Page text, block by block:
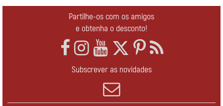
Partilhe-os com os amigos
e obtenha o desconto!
Subscrever as novidades